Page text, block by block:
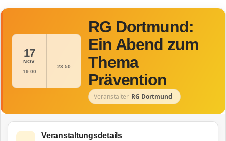
17
NOV
19:00
23:50
RG Dortmund:
Ein Abend zum
Thema
Prävention
Veranstalter RG Dortmund
Veranstaltungsdetails